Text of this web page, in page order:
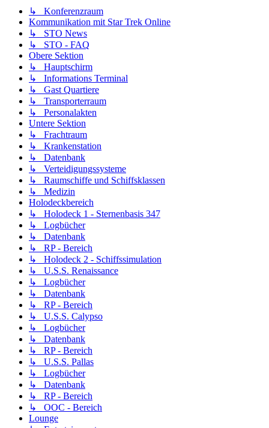
↳ Konferenzraum
Kommunikation mit Star Trek Online
↳ STO News
↳ STO - FAQ
Obere Sektion
↳ Hauptschirm
↳ Informations Terminal
↳ Gast Quartiere
↳ Transporterraum
↳ Personalakten
Untere Sektion
↳ Frachtraum
↳ Krankenstation
↳ Datenbank
↳ Verteidigungssysteme
↳ Raumschiffe und Schiffsklassen
↳ Medizin
Holodeckbereich
↳ Holodeck 1 - Sternenbasis 347
↳ Logbücher
↳ Datenbank
↳ RP - Bereich
↳ Holodeck 2 - Schiffssimulation
↳ U.S.S. Renaissance
↳ Logbücher
↳ Datenbank
↳ RP - Bereich
↳ U.S.S. Calypso
↳ Logbücher
↳ Datenbank
↳ RP - Bereich
↳ U.S.S. Pallas
↳ Logbücher
↳ Datenbank
↳ RP - Bereich
↳ OOC - Bereich
Lounge